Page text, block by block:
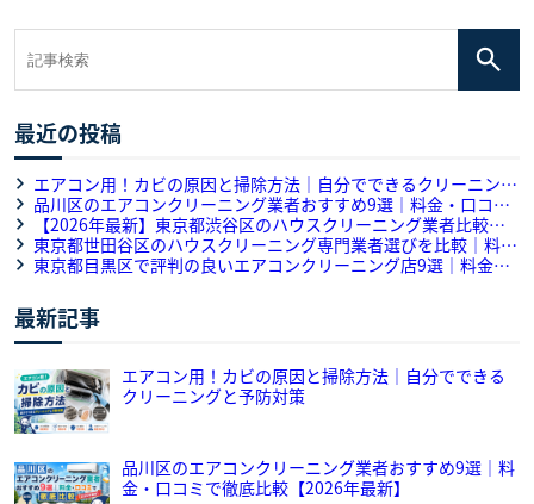
最近の投稿
エアコン用！カビの原因と掃除方法｜自分でできるクリーニング
と予防対策
品川区のエアコンクリーニング業者おすすめ9選｜料金・口コミ
で徹底比較【2026年最新】
【2026年最新】東京都渋谷区のハウスクリーニング業者比較・
口コミ｜おすすめ5選をプロが解説
東京都世田谷区のハウスクリーニング専門業者選びを比較｜料
金・作業内容・口コミを徹底解説
東京都目黒区で評判の良いエアコンクリーニング店9選｜料金・
最新記事
エアコン用！カビの原因と掃除方法｜自分でできる
クリーニングと予防対策
品川区のエアコンクリーニング業者おすすめ9選｜料
金・口コミで徹底比較【2026年最新】